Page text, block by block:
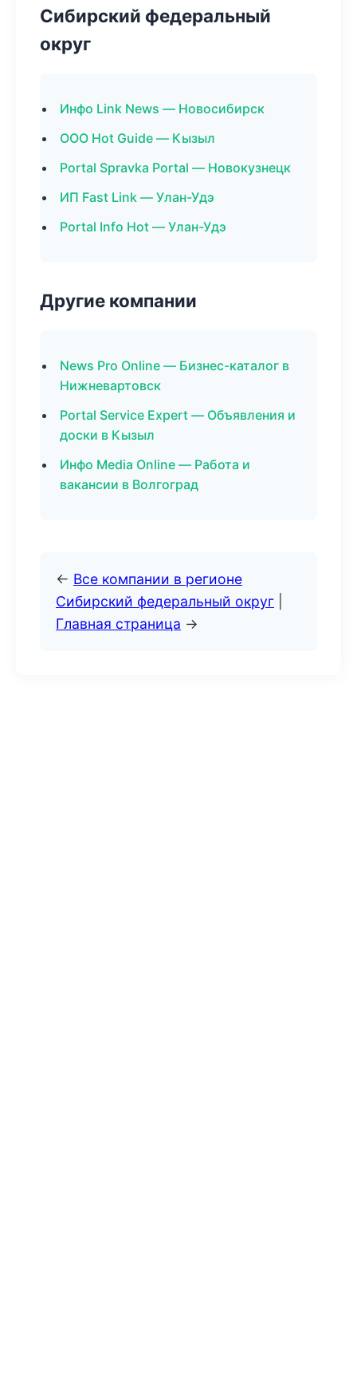
Сибирский федеральный
округ
Инфо Link News — Новосибирск
ООО Hot Guide — Кызыл
Portal Spravka Portal — Новокузнецк
ИП Fast Link — Улан-Удэ
Portal Info Hot — Улан-Удэ
Другие компании
News Pro Online — Бизнес-каталог в
Нижневартовск
Portal Service Expert — Объявления и
доски в Кызыл
Инфо Media Online — Работа и
вакансии в Волгоград
← Все компании в регионе
Сибирский федеральный округ
Главная страница →